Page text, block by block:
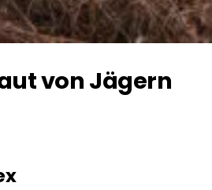
von Jägern